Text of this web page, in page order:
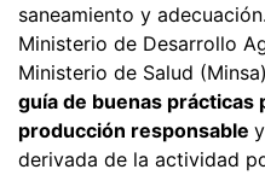
saneamiento y
Ministerio de Desarrollo
Ministerio de Salud
guía de buenas prácticas
producción responsable
derivada de la actividad